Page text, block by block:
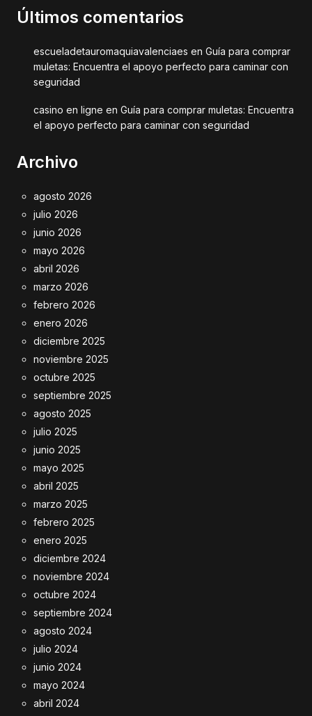
Últimos comentarios
escueladetauromaquiavalenciaes en Guía para comprar
muletas: Encuentra el apoyo perfecto para caminar con
seguridad
casino en ligne en Guía para comprar muletas: Encuentra
el apoyo perfecto para caminar con seguridad
Archivo
agosto 2026
julio 2026
junio 2026
mayo 2026
abril 2026
marzo 2026
febrero 2026
enero 2026
diciembre 2025
noviembre 2025
octubre 2025
septiembre 2025
agosto 2025
julio 2025
junio 2025
mayo 2025
abril 2025
marzo 2025
febrero 2025
enero 2025
diciembre 2024
noviembre 2024
octubre 2024
septiembre 2024
agosto 2024
julio 2024
junio 2024
mayo 2024
abril 2024